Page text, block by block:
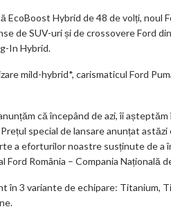
ar
ks
Hybrid de 48 de volți, noul
de SUV-uri și de crossovere Ford
In Hybrid.
mild-hybrid*, carismaticul Ford
că începând de azi, îi
special de lansare anunțat
a eforturilor noastre susținute de a
România – Compania Națională
în 3 variante de echipare: Titanium,